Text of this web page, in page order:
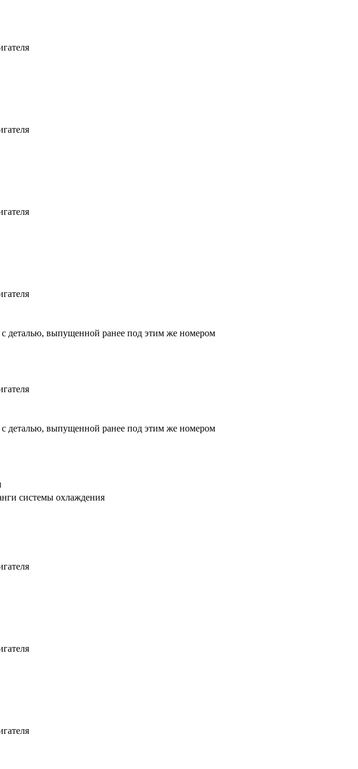
с деталью, выпущенной ранее под этим же номером
с деталью, выпущенной ранее под этим же номером
системы охлаждения